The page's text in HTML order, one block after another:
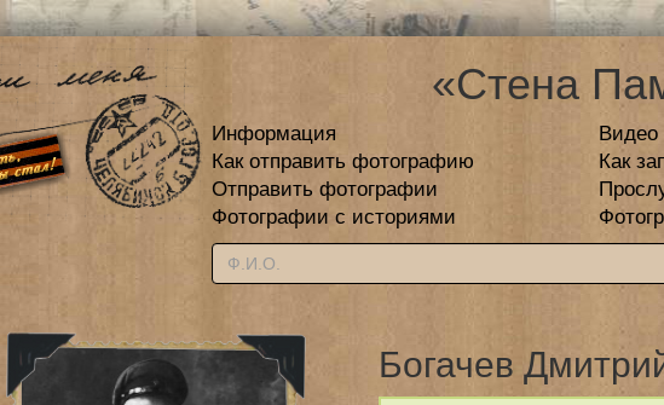
«Стена
Информация
Видео
Как отправить фотографию
Как
Отправить фотографии
Фотографии с историями
Богачев